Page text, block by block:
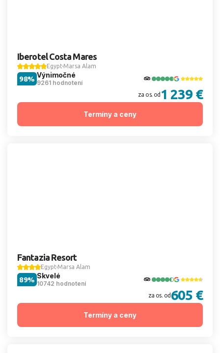
Iberotel Costa Mares
Egypt Marsa Alam
Výnimočné
9261 hodnotení
98%
za os. od 1 239 €
Termíny a ceny
Fantazia Resort
Egypt Marsa Alam
Skvelé
10742 hodnotení
89%
za os. od 605 €
Termíny a ceny